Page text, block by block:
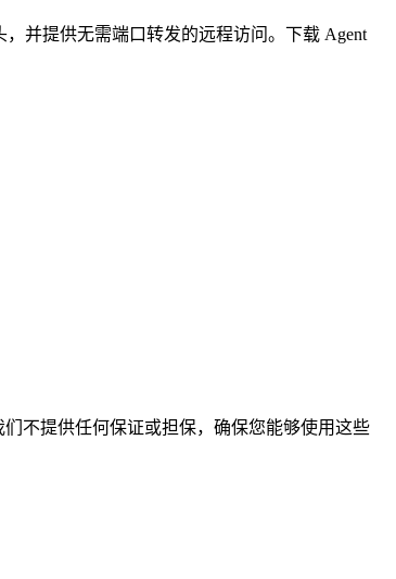
并提供无需端口转发的远程访问。下载 Agent
不提供任何保证或担保，确保您能够使用这些